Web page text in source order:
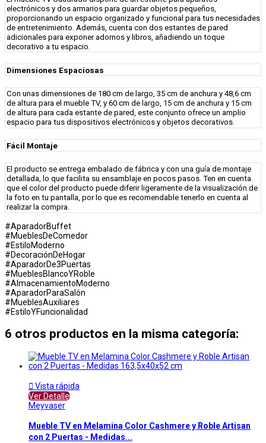
electrónicos y dos armarios para guardar objetos pequeños,
proporcionando un espacio organizado y funcional para tus necesidades
de entretenimiento. Además, cuenta con dos estantes de pared
adicionales para exponer adornos y libros, añadiendo un toque
decorativo a tu espacio.
Dimensiones Espaciosas
Con unas dimensiones de 180 cm de largo, 35 cm de anchura y 48,6 cm
de altura para el mueble TV, y 60 cm de largo, 15 cm de anchura y 15 cm
de altura para cada estante de pared, este conjunto ofrece un amplio
espacio para tus dispositivos electrónicos y objetos decorativos.
Fácil Montaje
El producto se entrega embalado de fábrica y con una guía de montaje
detallada, lo que facilita su ensamblaje en pocos pasos. Ten en cuenta
que el color del producto puede diferir ligeramente de la visualización de
la foto en tu pantalla, por lo que es recomendable tenerlo en cuenta al
realizar la compra.
#AparadorBuffet
#MueblesDeComedor
#EstiloModerno
#DecoraciónDeHogar
#AparadorDe3Puertas
#MueblesBlancoYRoble
#AlmacenamientoModerno
#AparadorParaSalón
#MueblesAuxiliares
#EstiloYFuncionalidad
6 otros productos en la misma categoría:
 Vista rápida
Ver Detalle
Meyvaser
Mueble TV en Melamina Color Cashmere y Roble Artisan
con 2 Puertas - Medidas...